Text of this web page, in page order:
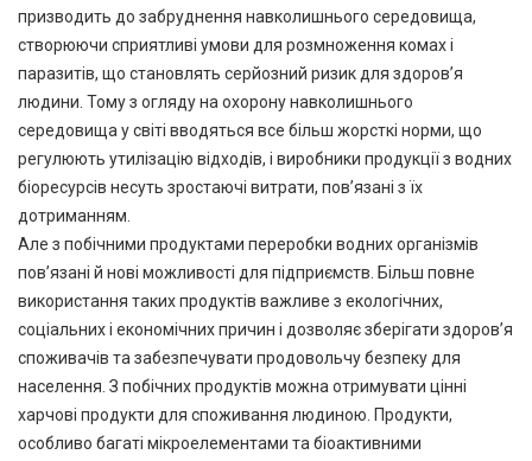
призводить до забруднення навколишнього середовища,
створюючи сприятливі умови для розмноження комах і
паразитів, що становлять серйозний ризик для здоров’я
людини. Тому з огляду на охорону навколишнього
середовища у світі вводяться все більш жорсткі норми, що
регулюють утилізацію відходів, і виробники продукції з водних
біоресурсів несуть зростаючі витрати, пов’язані з їх
дотриманням.
Але з побічними продуктами переробки водних організмів
пов’язані й нові можливості для підприємств. Більш повне
використання таких продуктів важливе з екологічних,
соціальних і економічних причин і дозволяє зберігати здоров’я
споживачів та забезпечувати продовольчу безпеку для
населення. З побічних продуктів можна отримувати цінні
харчові продукти для споживання людиною. Продукти,
особливо багаті мікроелементами та біоактивними